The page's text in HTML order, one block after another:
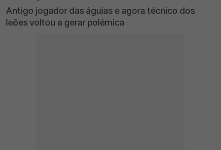
Antigo jogador das águias e agora técnico dos
leões voltou a gerar polémica